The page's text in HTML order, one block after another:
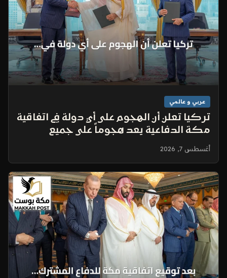
عربي و عالمي
تركيا تعلن أن الهجوم على أي دولة في اتفاقية
مكة الدفاعية يعد هجوماً على جميع
الأطراف
أغسطس 7, 2026